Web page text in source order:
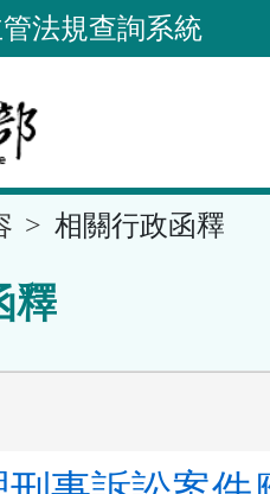
法規查詢系統
相關行政函釋
釋